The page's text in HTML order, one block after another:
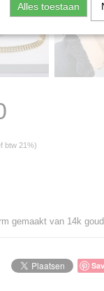
btw 21%)
gemaakt van 14k
Alles toestaan